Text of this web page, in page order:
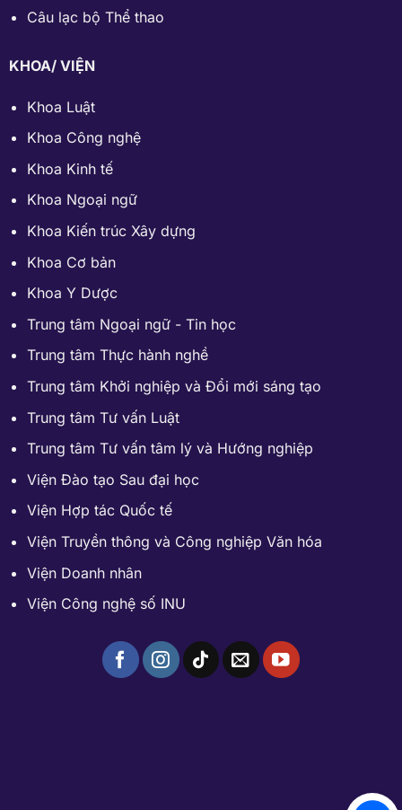
Câu lạc bộ Thể thao
KHOA/ VIỆN
Khoa Luật
Khoa Công nghệ
Khoa Kinh tế
Khoa Ngoại ngữ
Khoa Kiến trúc Xây dựng
Khoa Cơ bản
Khoa Y Dược
Trung tâm Ngoại ngữ - Tin học
Trung tâm Thực hành nghề
Trung tâm Khởi nghiệp và Đổi mới sáng tạo
Trung tâm Tư vấn Luật
Trung tâm Tư vấn tâm lý và Hướng nghiệp
Viện Đào tạo Sau đại học
Viện Hợp tác Quốc tế
Viện Truyền thông và Công nghiệp Văn hóa
Viện Doanh nhân
Viện Công nghệ số INU